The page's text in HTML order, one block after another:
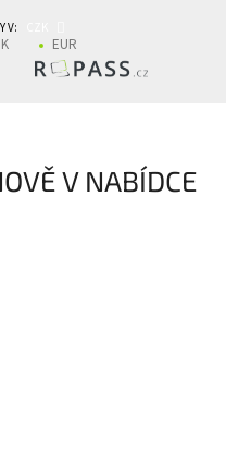
V:
EUR
V NABÍDCE